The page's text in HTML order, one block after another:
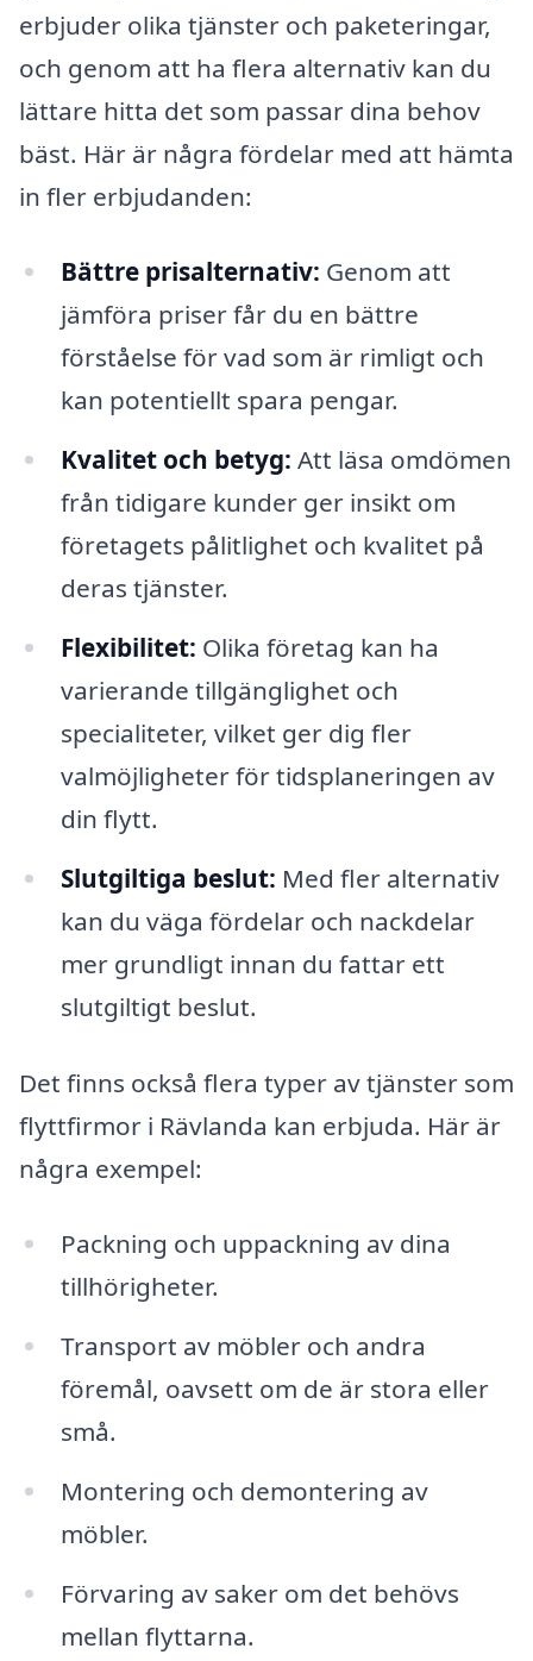
erbjuder olika tjänster och paketeringar,
och genom att ha flera alternativ kan du
lättare hitta det som passar dina behov
bäst. Här är några fördelar med att hämta
in fler erbjudanden:
Bättre prisalternativ: Genom att
jämföra priser får du en bättre
förståelse för vad som är rimligt och
kan potentiellt spara pengar.
Kvalitet och betyg: Att läsa omdömen
från tidigare kunder ger insikt om
företagets pålitlighet och kvalitet på
deras tjänster.
Flexibilitet: Olika företag kan ha
varierande tillgänglighet och
specialiteter, vilket ger dig fler
valmöjligheter för tidsplaneringen av
din flytt.
Slutgiltiga beslut: Med fler alternativ
kan du väga fördelar och nackdelar
mer grundligt innan du fattar ett
slutgiltigt beslut.
Det finns också flera typer av tjänster som
flyttfirmor i Rävlanda kan erbjuda. Här är
några exempel:
Packning och uppackning av dina
tillhörigheter.
Transport av möbler och andra
föremål, oavsett om de är stora eller
små.
Montering och demontering av
möbler.
Förvaring av saker om det behövs
mellan flyttarna.